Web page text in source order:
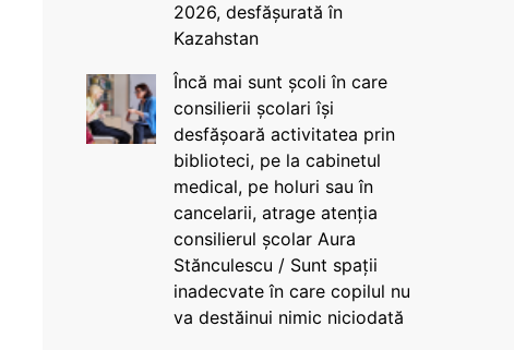
2026, desfășurată în
Kazahstan
Încă mai sunt școli în care
consilierii școlari își
desfășoară activitatea prin
biblioteci, pe la cabinetul
medical, pe holuri sau în
cancelarii, atrage atenția
consilierul școlar Aura
Stănculescu / Sunt spații
inadecvate în care copilul nu
va destăinui nimic niciodată